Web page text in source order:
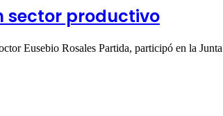
sector productivo
Eusebio Rosales Partida, participó en la